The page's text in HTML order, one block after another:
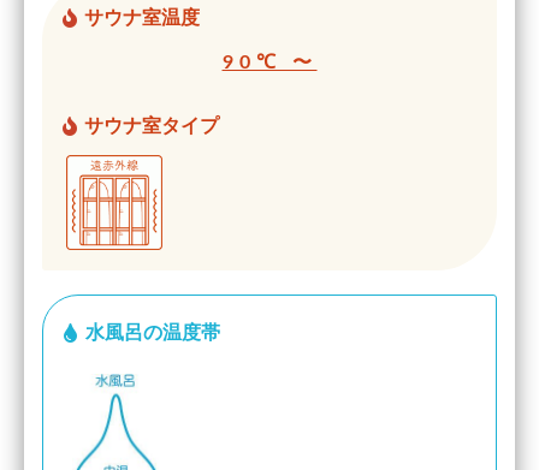
サウナ室温度
90℃ 〜
サウナ室タイプ
水風呂の温度帯